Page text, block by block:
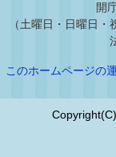
開
（土曜日・日曜日
このホームページの